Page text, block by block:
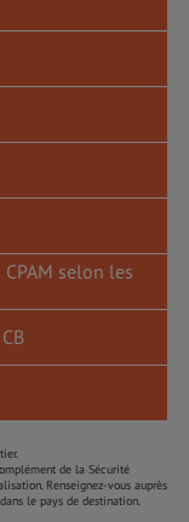
selon les
de la Sécurité
Renseignez-vous auprès
le pays de destination.